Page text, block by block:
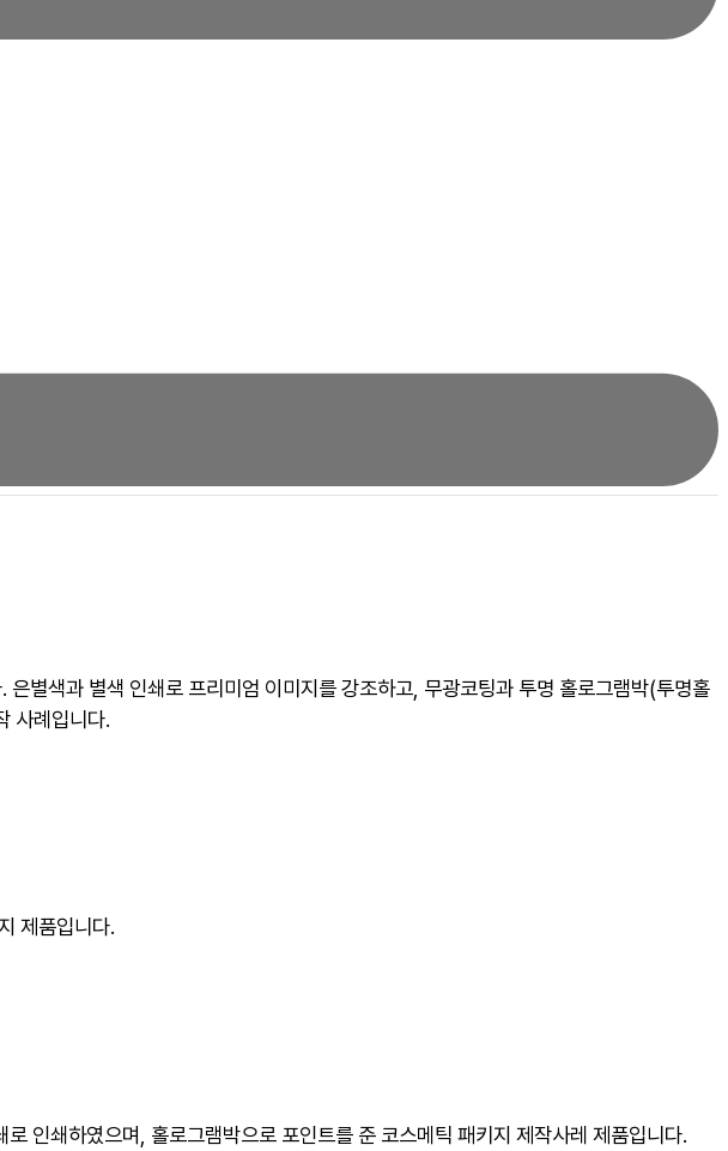
별색과 별색 인쇄로 프리미엄 이미지를 강조하고, 무광코팅과 투명 홀로그램박(투명홀
사례입니다.
제품입니다.
인쇄하였으며, 홀로그램박으로 포인트를 준 코스메틱 패키지 제작사레 제품입니다.